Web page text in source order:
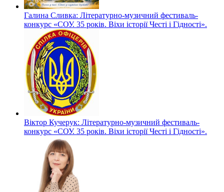
Галина Сливка: Літературно-музичний фестиваль-
конкурс «СОУ. 35 років. Віхи історії Честі і Гідності».
Віктор Кучерук: Літературно-музичний фестиваль-
конкурс «СОУ. 35 років. Віхи історії Честі і Гідності».